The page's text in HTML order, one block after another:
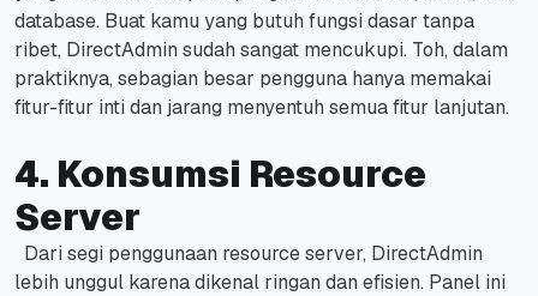
database. Buat kamu yang butuh fungsi dasar tanpa
ribet, DirectAdmin sudah sangat mencukupi. Toh, dalam
praktiknya, sebagian besar pengguna hanya memakai
fitur-fitur inti dan jarang menyentuh semua fitur lanjutan.
4. Konsumsi Resource
Server
Dari segi penggunaan resourceserver, DirectAdmin
lebih unggul karena dikenal ringan dan efisien. Panel ini